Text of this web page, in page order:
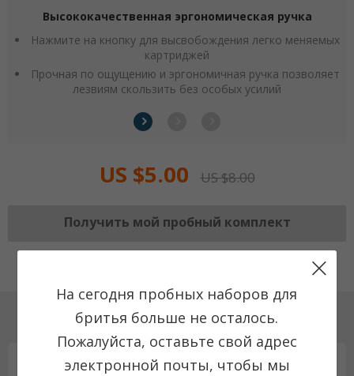
Высококачественная эргономическая ручка
Нажмите на кнопку для высвобождения легко меняемых
картриджей
Прочная по ощущению и эргономичная ручка позволяет
лезвиям скользить без особых усилий
US $5.00 US $8.00
Получить мой пробный комплект
Читать обзор нашего клиента
A***x K.
На сегодня пробных наборов для
бритья больше не осталось.
Пожалуйста, оставьте свой адрес
электронной почты, чтобы мы